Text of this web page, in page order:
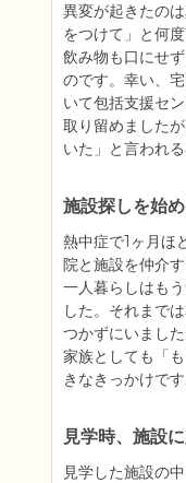
異変が起きたの
をつけて」と何
飲み物も口にせ
のです。幸い、
いて包括支援セ
取り留めました
いた」と言われ
施設探しを始
熱中症で1ヶ月ほ
院と施設を仲介
一人暮らしはも
した。それまで
つかずにいまし
家族としても「
きなきっかけです
見学時、施設
見学した施設の